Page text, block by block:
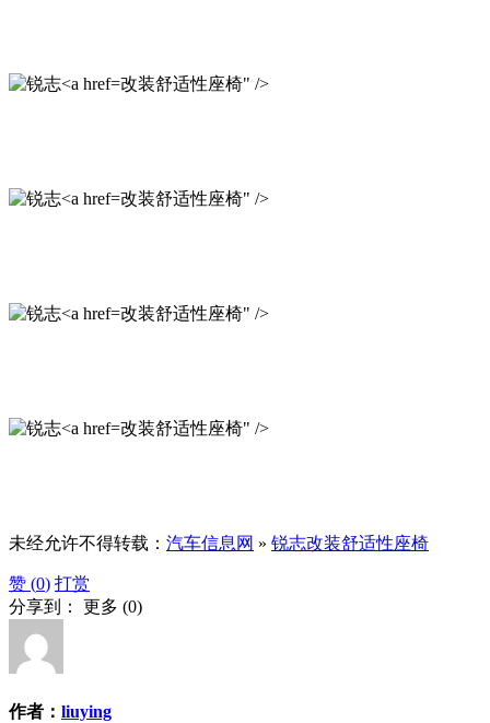
改装舒适性座椅" />
改装舒适性座椅" />
改装舒适性座椅" />
改装舒适性座椅" />
未经允许不得转载： 汽车信息网 » 锐志改装舒适性座椅
赞 (0) 打赏
分享到： 更多 (0)
作者： liuying